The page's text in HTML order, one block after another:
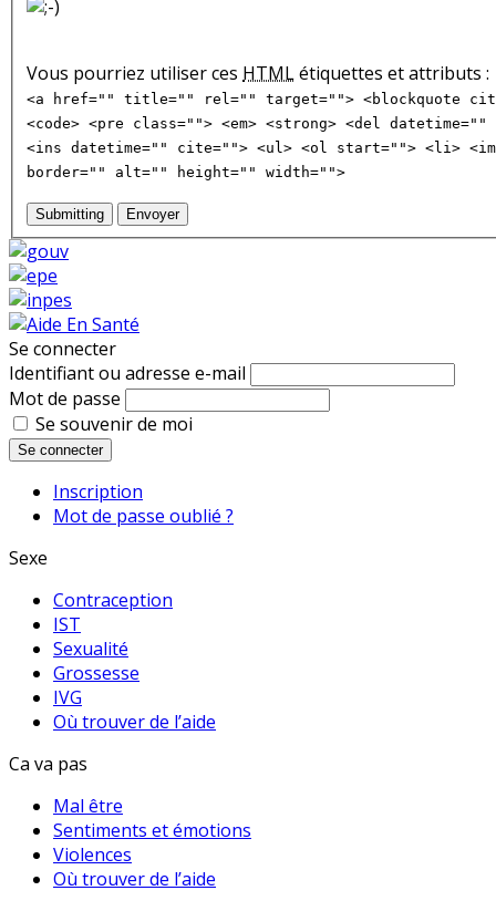
Vous pourriez utiliser ces HTMLétiquettes et attributs :
<a href="" title="" rel="" target=""> <blockquote
<code> <pre class=""> <em> <strong> <del
<ins datetime="" cite=""> <ul> <ol start=""> <li>
border="" alt="" height="" width="">
Submitting Envoyer
Se connecter
Identifiant ou adresse e-mail
Mot de passe
Se souvenir de moi
Se connecter
Inscription
Mot de passe oublié ?
Sexe
Contraception
IST
Sexualité
Grossesse
IVG
Où trouver de l’aide
Ca va pas
Mal être
Sentiments et émotions
Violences
Où trouver de l’aide